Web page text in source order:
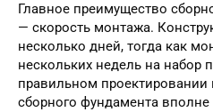
Главное преимущество
— скорость монтажа.
несколько дней, тогда как
нескольких недель на набор
правильном проектировании
сборного фундамента